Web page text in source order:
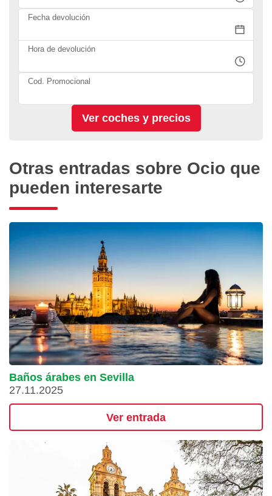
Fecha devolución
Hora de devolución
Cod. Promocional
Otras entradas sobre Ocio que
pueden interesarte
Baños árabes en Sevilla
27.11.2025
Ver entrada